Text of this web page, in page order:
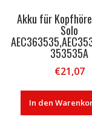
Akku für
Solo
353535A
€21,07
In den